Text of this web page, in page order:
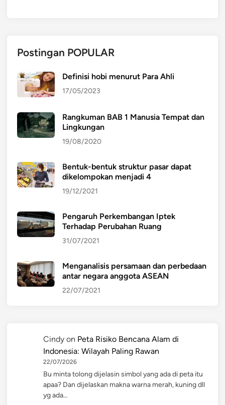
Postingan POPULAR
Definisi hobi menurut Para Ahli
17/05/2023
Rangkuman BAB 1 Manusia Tempat dan
Lingkungan
19/08/2020
Bentuk-bentuk struktur pasar dapat
dikelompokan menjadi 4
19/12/2021
Pengaruh Perkembangan Iptek
Terhadap Perubahan Ruang
31/07/2021
Menganalisis persamaan dan perbedaan
antar negara anggota ASEAN
22/07/2021
Cindy on Peta Risiko Bencana Alam di
Indonesia: Wilayah Paling Rawan
22/07/2026
Bu minta tolong dijelasin simbol yang ada di peta itu
apaa? Dan dijelaskan makna warna merah, kuning dll
yg ada…